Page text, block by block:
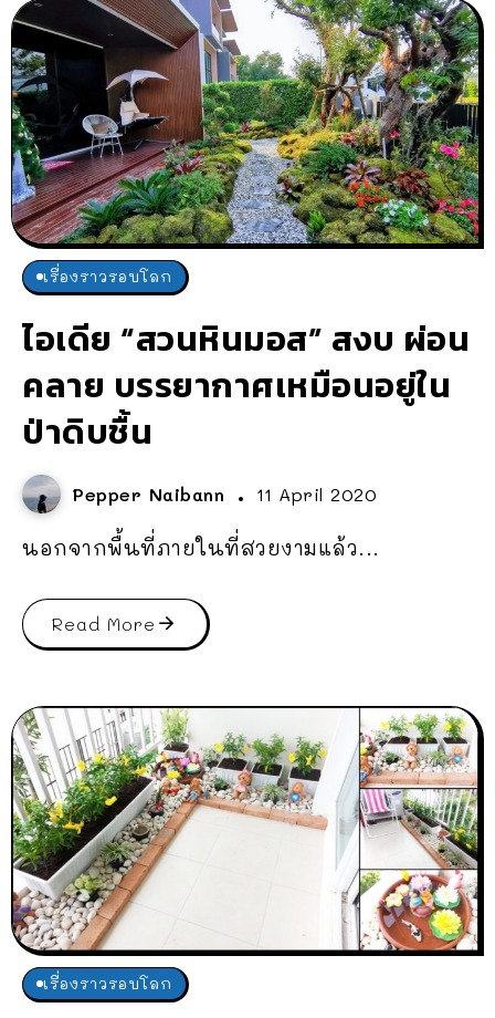
เรื่องราวรอบโลก
ไอเดีย “สวนหินมอส” สงบ ผ่อน
คลาย บรรยากาศเหมือนอยู่ใน
ป่าดิบชื้น
Pepper Naibann 11 April 2020
นอกจากพื้นที่ภายในที่สวยงามแล้ว...
Read More
เรื่องราวรอบโลก